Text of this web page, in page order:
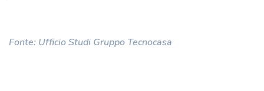
Fonte: Ufficio Studi Gruppo Tecnocasa